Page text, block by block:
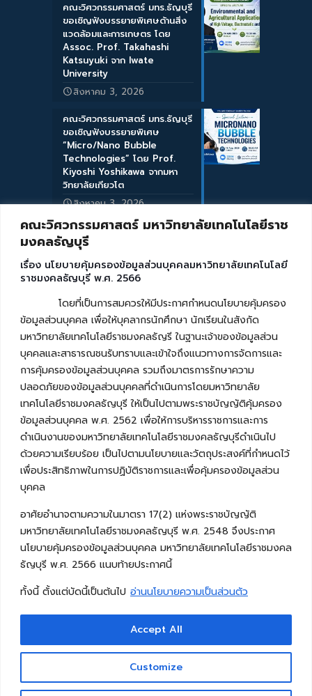
คณะวิศวกรรมศาสตร์ มหาวิทยาลัยเทคโนโลยีราช
มงคลธัญบุรี
เรื่อง นโยบายคุ้มครองข้อมูลส่วนบุคคลมหาวิทยาลัยเทคโนโลยี
ราชมงคลธัญบุรี พ.ศ. 2566
โดยที่เป็นการสมควรให้มีประกาศกำหนดนโยบายคุ้มครอง
ข้อมูลส่วนบุคคล เพื่อให้บุคลากรนักศึกษา นักเรียนในสังกัด
มหาวิทยาลัยเทคโนโลยีราชมงคลธัญรี ในฐานะเจ้าของข้อมูลส่วน
บุคคลและสาธารณชนรับทราบและเข้าใจถึงแนวทางการจัดการและ
การคุ้มครองข้อมูลส่วนบุคคล รวมถึงมาตรการรักษาความ
ปลอดภัยของข้อมูลส่วนบุคคลที่ดำเนินการโดยมหาวิทยาลัย
เทคโนโลยีราชมงคลธัญบุรี ให้เป็นไปตามพระราชบัญญัติคุ้มครอง
ข้อมูลส่วนบุคคล พ.ศ. 2562 เพื่อให้การบริหารราชการและการ
ดำเนินงานของมหาวิทยาลัยเทคโนโลยีราชมงคลธัญบุรีดำเนินไป
ด้วยความเรียบร้อย เป็นไปตามนโยบายและวัตถุประสงค์ที่กำหนดไว้
เพื่อประสิทธิภาพในการปฏิบัติราชการและเพื่อคุ้มครองข้อมูลส่วน
บุคคล
อาศัยอำนาจตามความในมาตรา 17(2) แห่งพระราชบัญญัติ
มหาวิทยาลัยเทคโนโลยีราชมงคลธัญบุรี พ.ศ. 2548 จึงประกาศ
นโยบายคุ้มครองข้อมูลส่วนบุคคล มหาวิทยาลัยเทคโนโลยีราชมงคล
ธัญบุรี พ.ศ. 2566 แนบท้ายประกาศนี้
ทั้งนี้ ตั้งแต่บัดนี้เป็นต้นไป อ่านนโยบายความเป็นส่วนตัว
Customize
Accept All
คณะวิศวกรรมศาสตร์ มทร.ธัญบุรี
ขอเชิญฟังบรรยายพิเศษด้านสิ่ง
แวดล้อมและการเกษตร โดย
Assoc. Prof. Takahashi
Katsuyuki จาก Iwate
University
สิงหาคม 3, 2026
คณะวิศวกรรมศาสตร์ มทร.ธัญบุรี
ขอเชิญฟังบรรยายพิเศษ
“Micro/Nano Bubble
Technologies” โดย Prof.
Kiyoshi Yoshikawa จากมหา
วิทยาลัยเกียวโต
สิงหาคม 3, 2026
Copyright © 2026 คณะวิศวกรรมศาสตร์ มหาวิทยาลัย
เทคโนโลยีราชมงคลธัญบุรี